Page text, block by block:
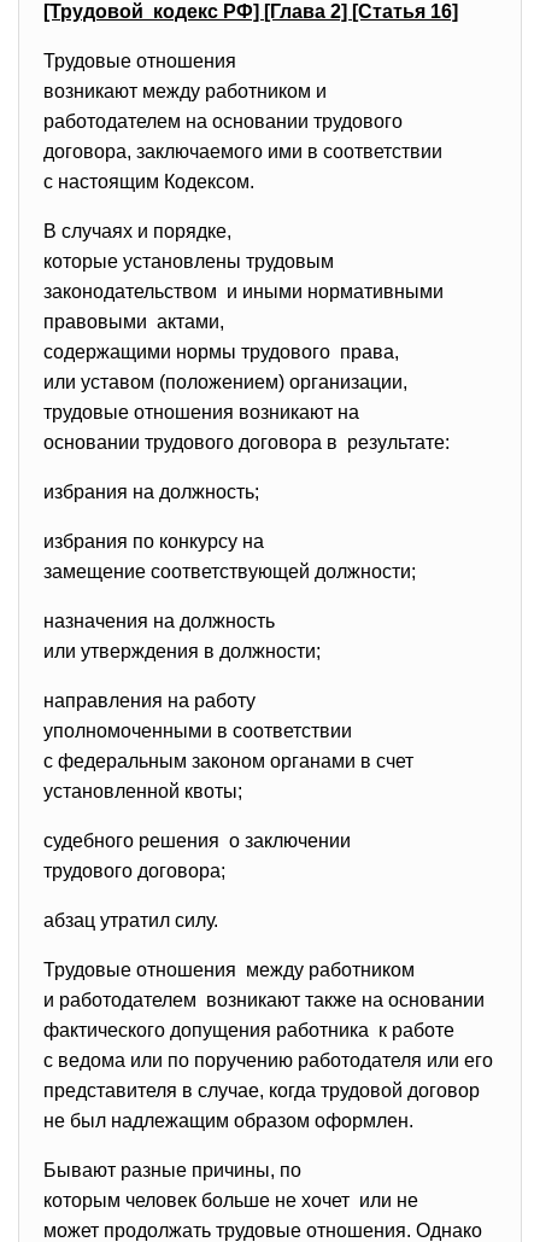
[Трудовой кодекс РФ] [Глава 2] [Статья 16]
Трудовые отношения
возникают между работником и
работодателем на основании трудового
договора, заключаемого ими в соответствии
с настоящим Кодексом.
В случаях и порядке,
которые установлены трудовым
законодательством и иными нормативными
правовыми актами,
содержащими нормы трудового права,
или уставом (положением) организации,
трудовые отношения возникают на
основании трудового договора в результате:
избрания на должность;
избрания по конкурсу на
замещение соответствующей должности;
назначения на должность
или утверждения в должности;
направления на работу
уполномоченными в соответствии
с федеральным законом органами в счет
установленной квоты;
судебного решения о заключении
трудового договора;
абзац утратил силу.
Трудовые отношения между работником
и работодателем возникают также на основании
фактического допущения работника к работе
с ведома или по поручению работодателя или его
представителя в случае, когда трудовой договор
не был надлежащим образом оформлен.
Бывают разные причины, по
которым человек больше не хочет или не
может продолжать трудовые отношения. Однако